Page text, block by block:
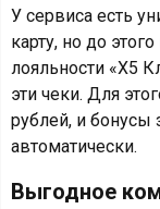
У сервиса есть
карту, но до
лояльности «Х5
эти чеки. Для
рублей, и бонусы
автоматически.
Выгодное